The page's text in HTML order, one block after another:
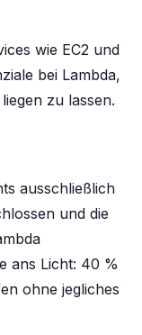
wie EC2 und
bei Lambda,
zu lassen.
ausschließlich
und die
ans Licht: 40 %
ohne jegliches